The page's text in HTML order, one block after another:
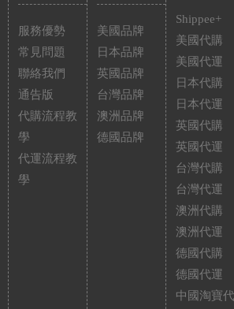
服務優勢
常見問題
聯絡我們
通告版
代購流程教
學
代運流程教
學
美國品牌
日本品牌
英國品牌
台灣品牌
澳洲品牌
德國品牌
Shippee+
美國代購
美國代運
日本代購
日本代運
英國代購
英國代運
台灣代購
台灣代運
澳洲代購
澳洲代運
德國代購
德國代運
中國淘寶代